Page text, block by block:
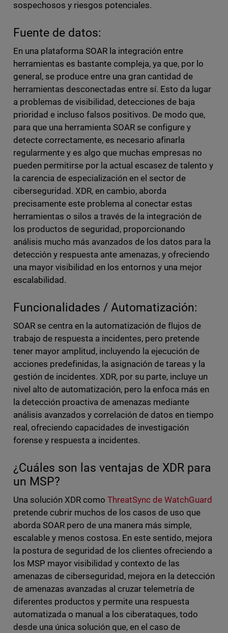
sospechosos y riesgos potenciales.
Fuente de datos:
En una plataforma SOAR la integración entre
herramientas es bastante compleja, ya que, por lo
general, se produce entre una gran cantidad de
herramientas desconectadas entre sí. Esto da lugar
a problemas de visibilidad, detecciones de baja
prioridad e incluso falsos positivos. De modo que,
para que una herramienta SOAR se configure y
detecte correctamente, es necesario afinarla
regularmente y es algo que muchas empresas no
pueden permitirse por la actual escasez de talento y
la carencia de especialización en el sector de
ciberseguridad. XDR, en cambio, aborda
precisamente este problema al conectar estas
herramientas o silos a través de la integración de
los productos de seguridad, proporcionando
análisis mucho más avanzados de los datos para la
detección y respuesta ante amenazas, y ofreciendo
una mayor visibilidad en los entornos y una mejor
escalabilidad.
Funcionalidades / Automatización:
SOAR se centra en la automatización de flujos de
trabajo de respuesta a incidentes, pero pretende
tener mayor amplitud, incluyendo la ejecución de
acciones predefinidas, la asignación de tareas y la
gestión de incidentes. XDR, por su parte, incluye un
nivel alto de automatización, pero la enfoca más en
la detección proactiva de amenazas mediante
análisis avanzados y correlación de datos en tiempo
real, ofreciendo capacidades de investigación
forense y respuesta a incidentes.
¿Cuáles son las ventajas de XDR para
un MSP?
Una solución XDR como ThreatSync de WatchGuard
pretende cubrir muchos de los casos de uso que
aborda SOAR pero de una manera más simple,
escalable y menos costosa. En este sentido, mejora
la postura de seguridad de los clientes ofreciendo a
los MSP mayor visibilidad y contexto de las
amenazas de ciberseguridad, mejora en la detección
de amenazas avanzadas al cruzar telemetría de
diferentes productos y permite una respuesta
automatizada o manual a los ciberataques, todo
desde una única solución que, en el caso de